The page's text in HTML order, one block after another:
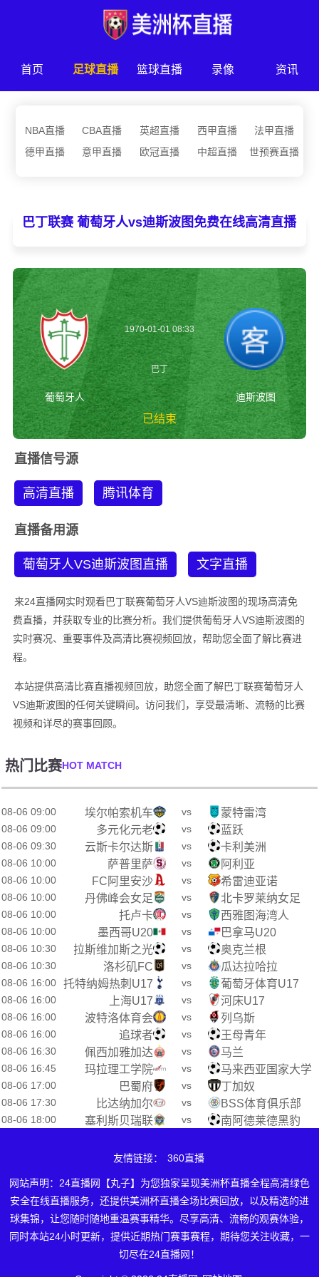
首页 足球直播 篮球直播 录像 资讯
NBA直播 CBA直播 英超直播 西甲直播
法甲直播
德甲直播
意甲直播 欧冠直播 中超直播 世预赛直播
巴丁联赛 葡萄牙人vs迪斯波图免费在线高清直播
葡萄牙人
1970-01-01 08:33
巴丁
已结束
迪斯波图
直播信号源
高清直播 腾讯体育
直播备用源
葡萄牙人VS迪斯波图直播 文字直播
来24直播网实时观看巴丁联赛葡萄牙人VS迪斯波图的现场高清免
费直播，并获取专业的比赛分析。我们提供葡萄牙人VS迪斯波图的
实时赛况、重要事件及高清比赛视频回放，帮助您全面了解比赛进
程。
本站提供高清比赛直播视频回放，助您全面了解巴丁联赛葡萄牙人
VS迪斯波图的任何关键瞬间。访问我们，享受最清晰、流畅的比赛
视频和详尽的赛事回顾。
热门比赛HOT MATCH
08-06 09:00 埃尔帕索机车 vs 蒙特雷湾
08-06 09:00 多元化元老 vs 蓝跃
08-06 09:30 云斯卡尔达斯 vs 卡利美洲
08-06 10:00 萨普里萨 vs 阿利亚
08-06 10:00 FC阿里安沙 vs 希雷迪亚诺
08-06 10:00 丹佛峰会女足 vs 北卡罗莱纳女足
08-06 10:00 托卢卡 vs 西雅图海湾人
08-06 10:00 墨西哥U20 vs 巴拿马U20
08-06 10:30 拉斯维加斯之光 vs 奥克兰根
08-06 10:30 洛杉矶FC vs 瓜达拉哈拉
08-06 16:00 托特纳姆热刺U17 vs 葡萄牙体育U17
08-06 16:00 上海U17 vs 河床U17
08-06 16:00 波特洛体育会 vs 列乌斯
08-06 16:00 追球者 vs 王母青年
08-06 16:30 佩西加雅加达 vs 马兰
08-06 16:45 玛拉理工学院 vs 马来西亚国家大学
08-06 17:00 巴蜀府 vs 丁加奴
08-06 17:30 比达纳加尔 vs BSS体育俱乐部
08-06 18:00 塞利斯贝瑞联 vs 南阿德莱德黑豹
友情链接： 360直播
网站声明：24直播网【丸子】为您独家呈现美洲杯直播全程高清绿色
安全在线直播服务，还提供美洲杯直播全场比赛回放，以及精选的进
球集锦，让您随时随地重温赛事精华。尽享高清、流畅的观赛体验，
同时本站24小时更新，提供近期热门赛事赛程，期待您关注收藏，一
切尽在24直播网！